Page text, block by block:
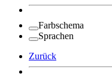
Farbschema
Sprachen
Zurück